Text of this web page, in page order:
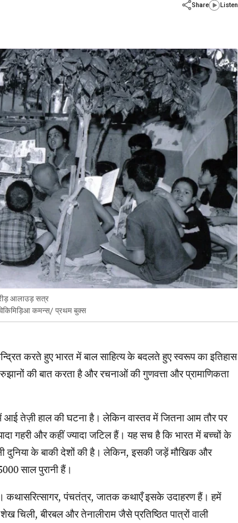
Share Listen
आलाउड़ सत्र
कमन्स्/ प्रथम बुक्स
की बात करता है और रचनाओं की गुणवत्ता और प्रामाणिकता
गहरी और कहीं ज्यादा जटिल हैं। यह सच है कि भारत में बच्चों के
दुनिया के बाकी देशों की है। लेकिन, इसकी जड़ें मौखिक और
साल पुरानी हैं।
चिली, बीरबल और तेनालीराम जैसे प्रतिष्ठित पात्रों वाली